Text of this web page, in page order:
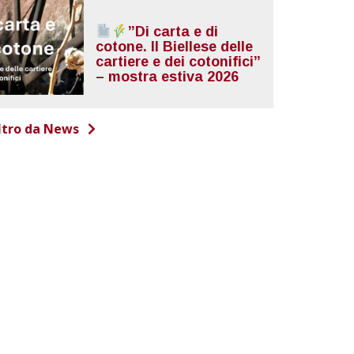
”Di carta e di
cotone. Il Biellese delle
cartiere e dei cotonifici”
– mostra estiva 2026
da News